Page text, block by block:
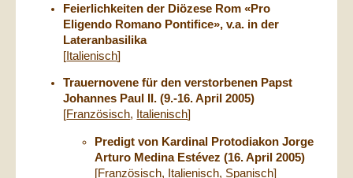
Feierlichkeiten der Diözese Rom «Pro
Eligendo Romano Pontifice», v.a. in der
Lateranbasilika
[Italienisch]
Trauernovene für den verstorbenen Papst
Johannes Paul II. (9.-16. April 2005)
[Französisch, Italienisch]
Predigt von Kardinal Protodiakon Jorge
Arturo Medina Estévez (16. April 2005)
[Französisch, Italienisch, Spanisch]